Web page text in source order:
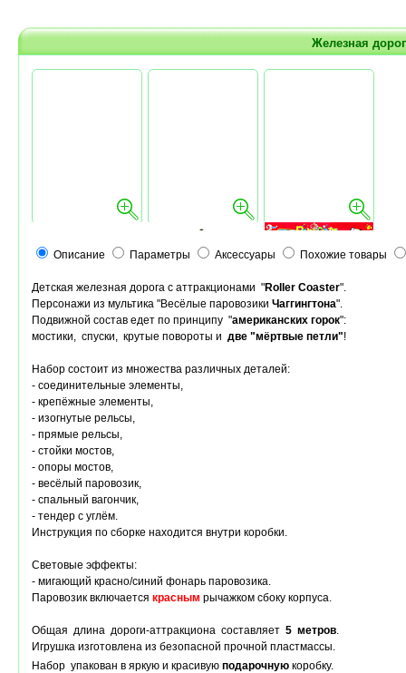
Железная
Описание Параметры Аксессуары Похожие товары
Детская железная дорога с аттракционами "Roller Coaster".
Персонажи из мультика "Весёлые паровозики Чаггингтона".
Подвижной состав едет по принципу "американских горок":
мостики, спуски, крутые повороты и две "мёртвые петли"!
Набор состоит из множества различных деталей:
- соединительные элементы,
- крепёжные элементы,
- изогнутые рельсы,
- прямые рельсы,
- стойки мостов,
- опоры мостов,
- весёлый паровозик,
- спальный вагончик,
- тендер с углём.
Инструкция по сборке находится внутри коробки.
Световые эффекты:
- мигающий красно/синий фонарь паровозика.
Паровозик включается красным рычажком сбоку корпуса.
Общая длина дороги-аттракциона составляет 5 метров.
Игрушка изготовлена из безопасной прочной пластмассы.
Набор упакован в яркую и красивую подарочную коробку.